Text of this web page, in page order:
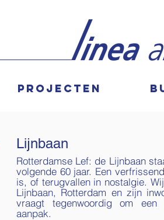
projecten
Lijnbaan
Rotterdamse Lef: de Lijnbaan
volgende 60 jaar. Een
is, of terugvallen in nostalgie.
Lijnbaan, Rotterdam en zijn
vraagt tegenwoordig om een
aanpak.